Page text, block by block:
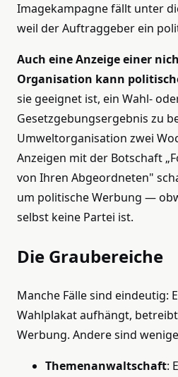
Imagekampagne fällt unter
weil der Auftraggeber ein
Auch eine Anzeige einer
Organisation kann
sie geeignet ist, ein Wahl-
Gesetzgebungsergebnis zu
Umweltorganisation zwei
Anzeigen mit der Botschaft
von Ihren Abgeordneten"
um politische Werbung —
selbst keine Partei ist.
Die Graubereiche
Manche Fälle sind eindeutig:
Wahlplakat aufhängt,
Werbung. Andere sind
Themenanwaltschaft: